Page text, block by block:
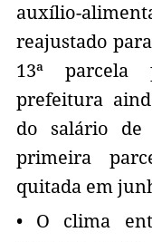
auxílio-
reajustado
13ª parcela
prefeitura
do salário
primeira
quitada em
• O clima